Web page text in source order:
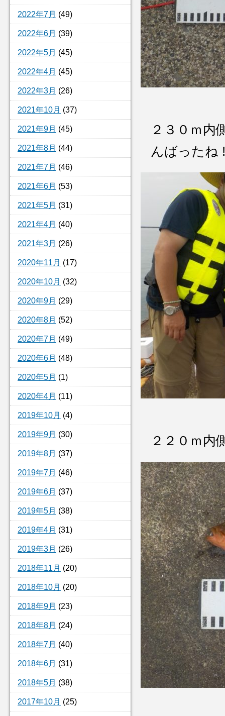
2022年7月 (49)
2022年6月 (39)
2022年5月 (45)
2022年4月 (45)
2022年3月 (26)
2021年10月 (37)
2021年9月 (45)
2021年8月 (44)
2021年7月 (46)
2021年6月 (53)
2021年5月 (31)
2021年4月 (40)
2021年3月 (26)
2020年11月 (17)
2020年10月 (32)
2020年9月 (29)
2020年8月 (52)
2020年7月 (49)
2020年6月 (48)
2020年5月 (1)
2020年4月 (11)
2019年10月 (4)
2019年9月 (30)
2019年8月 (37)
2019年7月 (46)
2019年6月 (37)
2019年5月 (38)
2019年4月 (31)
2019年3月 (26)
2018年11月 (20)
2018年10月 (20)
2018年9月 (23)
2018年8月 (24)
2018年7月 (40)
2018年6月 (31)
2018年5月 (38)
2017年10月 (25)
２３０ｍ
んばったね
２２０ｍ